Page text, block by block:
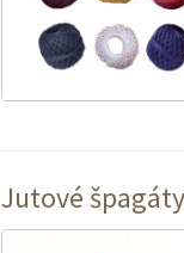
Jutové